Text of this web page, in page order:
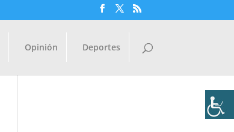
Opinión Deportes